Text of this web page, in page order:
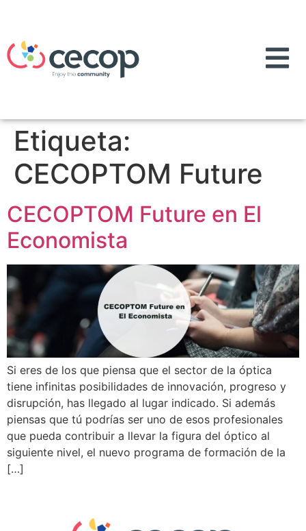
Etiqueta:
CECOPTOM Future
CECOPTOM Future en El
Economista
Si eres de los que piensa que el sector de la óptica
tiene infinitas posibilidades de innovación, progreso y
disrupción, has llegado al lugar indicado. Si además
piensas que tú podrías ser uno de esos profesionales
que pueda contribuir a llevar la figura del óptico al
siguiente nivel, el nuevo programa de formación de la
[…]